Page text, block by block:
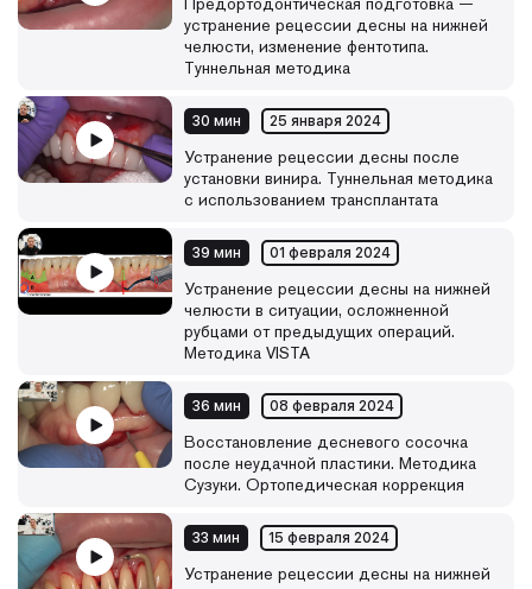
устранение рецессии десны на нижней
челюсти, изменение фентотипа.
Туннельная методика
30 мин 25 января 2024
Устранение рецессии десны после
установки винира. Туннельная методика
с использованием трансплантата
39 мин 01 февраля 2024
Устранение рецессии десны на нижней
челюсти в ситуации, осложненной
рубцами от предыдущих операций.
Методика VISTA
36 мин 08 февраля 2024
Восстановление десневого сосочка
после неудачной пластики. Методика
Сузуки. Ортопедическая коррекция
33 мин 15 февраля 2024
Устранение рецессии десны на нижней